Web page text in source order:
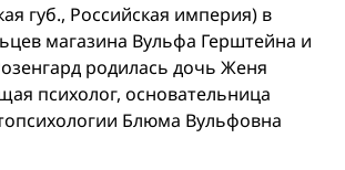
губ., Российская империя) в
магазина Вульфа Герштейна и
родилась дочь Женя
психолог, основательница
Блюма Вульфовна